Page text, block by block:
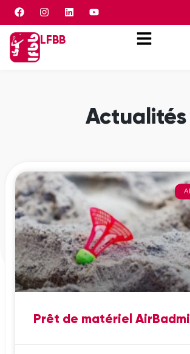
Panneau de gestion des cookies
LFBB
Actualités
Prêt de matériel